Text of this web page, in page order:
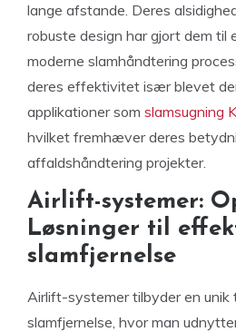
lange afstande. Deres
robuste design har gjort dem til
moderne slamhåndtering
deres effektivitet især blevet
applikationer som slamsugning
hvilket fremhæver deres
affaldshåndtering projekter.
Airlift-systemer:
Løsninger til
slamfjernelse
Airlift-systemer tilbyder en unik
slamfjernelse, hvor man